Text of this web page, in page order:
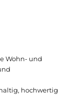
Wohn- und
hochwertig